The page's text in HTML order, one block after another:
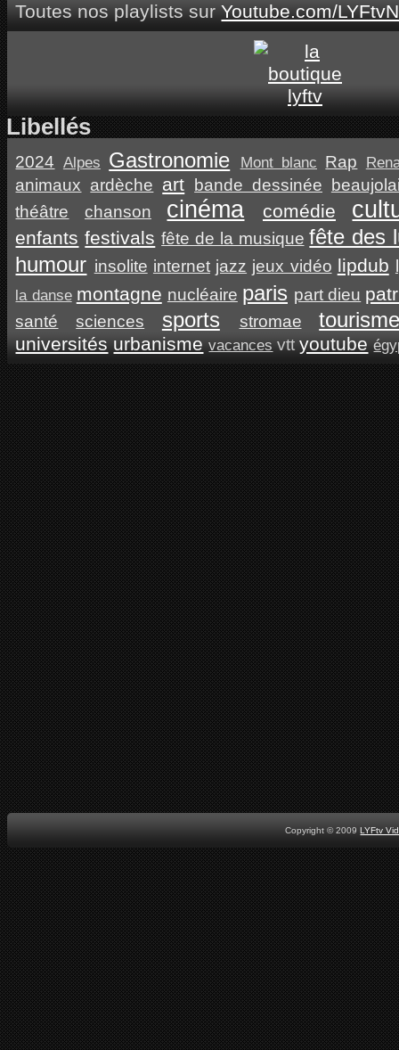
Toutes nos playlists surYoutube.com/
Libellés
2024 Alpes Gastronomie Mont blanc Rap
animaux ardèche art bande dessinée
théâtre
chanson cinéma comédie
enfants festivals fête de la musique fête des
humour insolite internet jazz jeux vidéo lipdub
la danse montagne nucléaire paris part dieu
santé sciences sports stromae
universités urbanisme vacances vtt youtube
Copyright © 2009 LYFtv